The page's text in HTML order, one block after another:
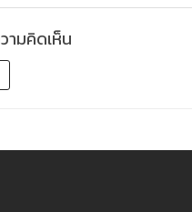
ามคิดเห็น